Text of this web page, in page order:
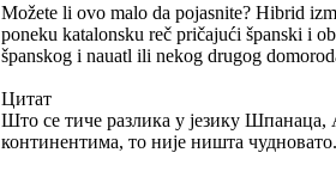
Možete li ovo malo da pojasnite? Hibrid
poneku katalonsku reč pričajući španski i
španskog i nauatl ili nekog drugog
Цитат
Што се тиче разлика у језику
континентима, то није ништа чудновато.